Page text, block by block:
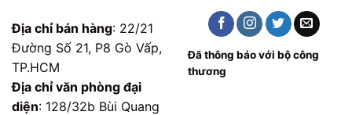
Địa chỉ bán hàng: 22/21
Đường Số 21, P8 Gò Vấp,
TP.HCM
Địa chỉ văn phòng đại
diện: 128/32b Bùi Quang
Đã thông báo với bộ công
thương